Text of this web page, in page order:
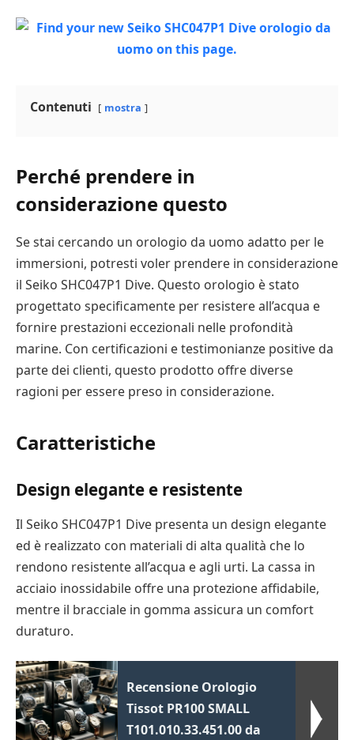
Contenuti mostra
Perché prendere in
considerazione questo
Se stai cercando un orologio da uomo adatto per le
immersioni, potresti voler prendere in considerazione
il Seiko SHC047P1 Dive. Questo orologio è stato
progettato specificamente per resistere all’acqua e
fornire prestazioni eccezionali nelle profondità
marine. Con certificazioni e testimonianze positive da
parte dei clienti, questo prodotto offre diverse
ragioni per essere preso in considerazione.
Caratteristiche
Design elegante e resistente
Il Seiko SHC047P1 Dive presenta un design elegante
ed è realizzato con materiali di alta qualità che lo
rendono resistente all’acqua e agli urti. La cassa in
acciaio inossidabile offre una protezione affidabile,
mentre il bracciale in gomma assicura un comfort
duraturo.
Recensione Orologio
Tissot PR100 SMALL
T101.010.33.451.00 da